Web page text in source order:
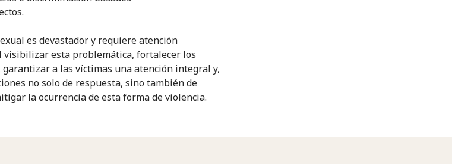
es devastador y requiere atención
esta problemática, fortalecer los
garantizar a las víctimas una atención integral y,
no solo de respuesta, sino también de
la ocurrencia de esta forma de violencia.